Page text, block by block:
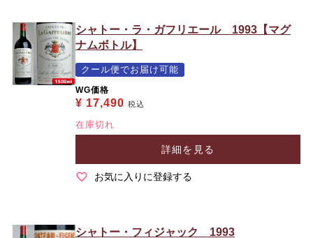
シャトー・ラ・ガフリエール 1993【マグ
ナムボトル】
クール便でお届け可能
WG価格
¥ 17,490 税込
在庫切れ
詳細を見る
お気に入りに登録する
シャトー・フィジャック 1993